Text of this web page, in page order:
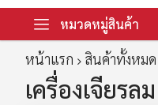
หมวดหมู่สินค้า
หน้าแรก สินค้าทั้งหมด
เครื่องเจียรลม